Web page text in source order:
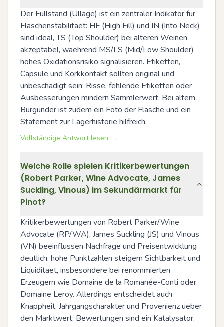
Der Füllstand (Ullage) ist ein zentraler Indikator für
Flaschenstabilitaet: HF (High Fill) und IN (Into Neck)
sind ideal, TS (Top Shoulder) bei älteren Weinen
akzeptabel, waehrend MS/LS (Mid/Low Shoulder)
hohes Oxidationsrisiko signalisieren. Etiketten,
Capsule und Korkkontakt sollten original und
unbeschädigt sein; Risse, fehlende Etiketten oder
Ausbesserungen mindern Sammlerwert. Bei altem
Burgunder ist zudem ein Foto der Flasche und ein
Statement zur Lagerhistorie hilfreich.
Vollständige Antwort lesen →
Welche Rolle spielen Kritikerbewertungen
(Robert Parker, Wine Advocate, James
Suckling, Vinous) im Sekundärmarkt für
Pinot?
Kritikerbewertungen von Robert Parker/Wine
Advocate (RP/WA), James Suckling (JS) und Vinous
(VN) beeinflussen Nachfrage und Preisentwicklung
deutlich: hohe Punktzahlen steigern Sichtbarkeit und
Liquiditaet, insbesondere bei renommierten
Erzeugern wie Domaine de la Romanée-Conti oder
Domaine Leroy. Allerdings entscheidet auch
Knappheit, Jahrgangscharakter und Provenienz ueber
den Marktwert; Bewertungen sind ein Katalysator,